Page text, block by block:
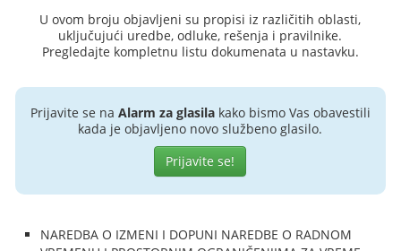
U ovom broju objavljeni su propisi iz različitih oblasti,
uključujući uredbe, odluke, rešenja i pravilnike.
Pregledajte kompletnu listu dokumenata u nastavku.
Prijavite se na Alarm za glasilakako bismo Vas obavestili
kada je objavljeno novo službeno glasilo.
Prijavite se!
NAREDBA O IZMENI I DOPUNI NAREDBE O RADNOM